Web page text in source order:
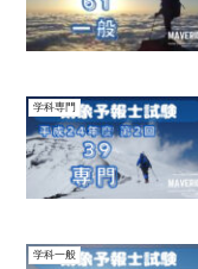
学科専門
学科一般